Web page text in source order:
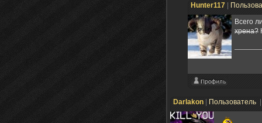
Hunter117
Всего
хрена?
Darlakon Пользователь